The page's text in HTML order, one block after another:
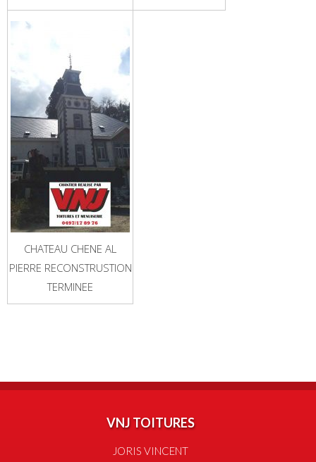
CHATEAU CHENE AL
PIERRE RECONSTRUSTION
TERMINEE
VNJ TOITURES
JORIS VINCENT